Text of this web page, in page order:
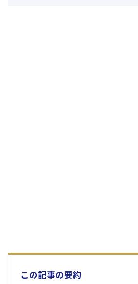
この記事の要約